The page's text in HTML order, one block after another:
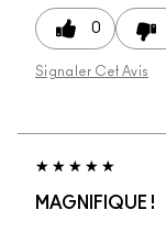
0
Signaler Cet Avis
MAGNIFIQUE !